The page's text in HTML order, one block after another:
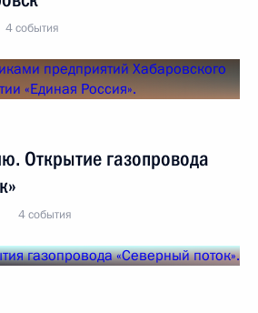
4 события
Открытие газопровода
4 события